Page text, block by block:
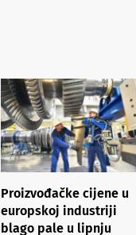
Proizvođačke cijene u
europskoj industriji
blago pale u lipnju